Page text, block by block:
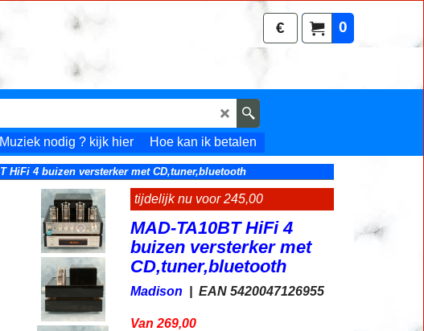
0
€
Muziek nodig ? kijk hier Hoe kan ik betalen
HiFi 4 buizen versterker met CD,tuner,bluetooth
tijdelijk nu voor 245,00
MAD-TA10BT HiFi 4
buizen versterker met
CD,tuner,bluetooth
Madison EAN 5420047126955
Van 269,00